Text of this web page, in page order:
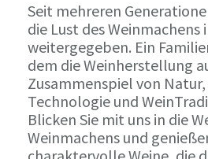
Seit mehreren
die Lust des Weinmachens
weitergegeben. Ein
dem die Weinherstellung
Zusammenspiel von
Technologie und
Blicken Sie mit uns in die
Weinmachens und